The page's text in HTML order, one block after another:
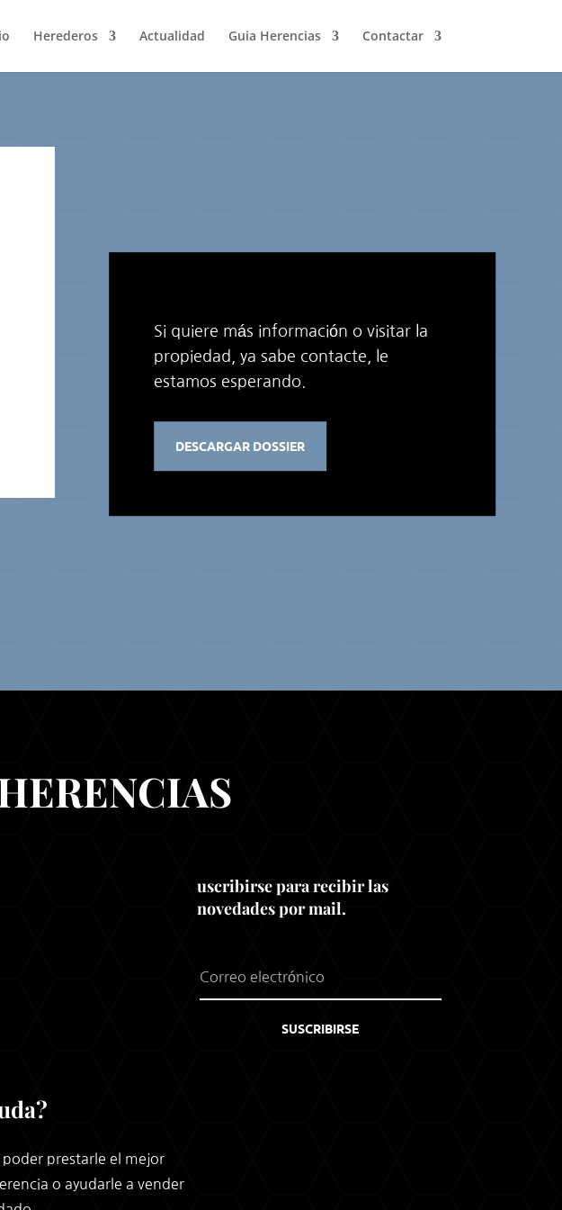
Herederos Actualidad Guia Herencias Contactar
Si quiere más información o visitar la
propiedad, ya sabe contacte, le
estamos esperando.
DESCARGAR DOSSIER
uscribirse para recibir las
novedades por mail.
SUSCRIBIRSE
poder prestarle el mejor
o ayudarle a vender